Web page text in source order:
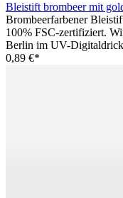
Bleistift brombeer mit
Brombeerfarbener
100% FSC-zertifiziert.
Berlin im UV-
0,89 €*